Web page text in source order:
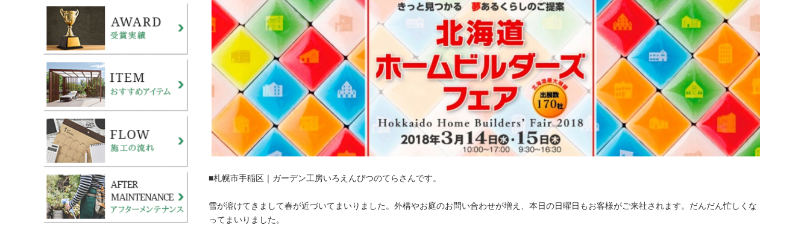
■札幌市手稲区｜ガーデン工房いろえんぴつのてらさんです。
雪が溶けてきまして春が近づいてまいりました。外構やお庭のお問い合わせが増え、本日の日曜日もお客様がご来社されます。だんだん忙しくな
ってまいりました。